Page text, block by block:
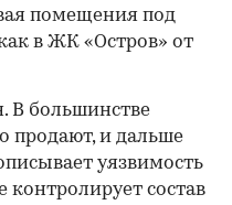
помещения под
в ЖК «Остров» от
В большинстве
продают, и дальше
уязвимость
контролирует состав